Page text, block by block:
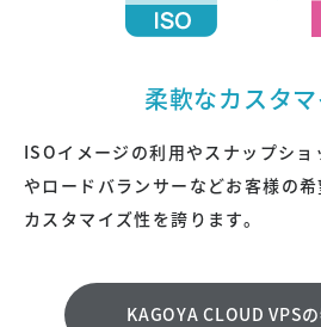
柔軟なカスタ
ISOイメージの利用やスナップシ
やロードバランサーなどお客様の
カスタマイズ性を誇ります。
KAGOYA CLOUD VPS